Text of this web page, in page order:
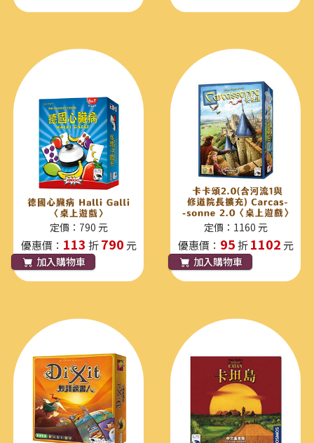
定價：790 元
優惠價： 113 折790 元
加入購物車
定價：1160 元
優惠價： 95折1102 元
加入購物車